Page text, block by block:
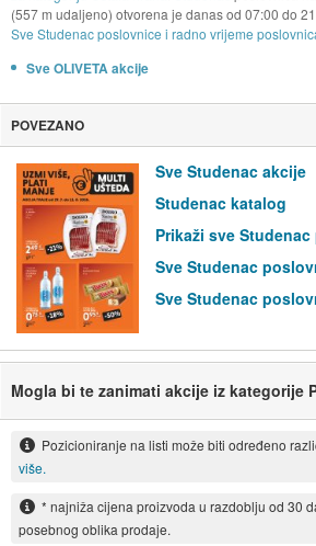
(557 m udaljeno) otvorena je danas od 07:00 do
Sve Studenac poslovnice i radno vrijeme
Sve OLIVETA akcije
POVEZANO
Sve Studenac akcije
Studenac katalog
Prikaži sve
Sve Studenac
Sve Studenac
Mogla bi te zanimati akcije iz kategorije
Pozicioniranje na listi može biti određeno
više.
* najniža cijena proizvoda u razdoblju od 30
posebnog oblika prodaje.